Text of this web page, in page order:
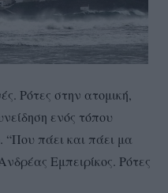
Ρότες στην ατομική,
ενός τόπου
“Που πάει και πάει μα
Εμπειρίκος. Ρότες